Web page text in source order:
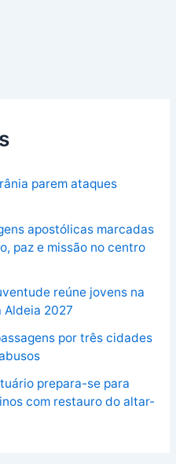
parem ataques
apostólicas marcadas
paz e missão no centro
reúne jovens na
Aldeia 2027
por três cidades
prepara-se para
com restauro do altar-